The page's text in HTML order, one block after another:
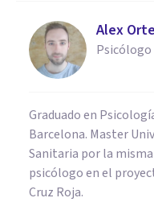
Alex
Psicólogo
Graduado en
Barcelona. Master
Sanitaria por la
psicólogo en el
Cruz Roja.